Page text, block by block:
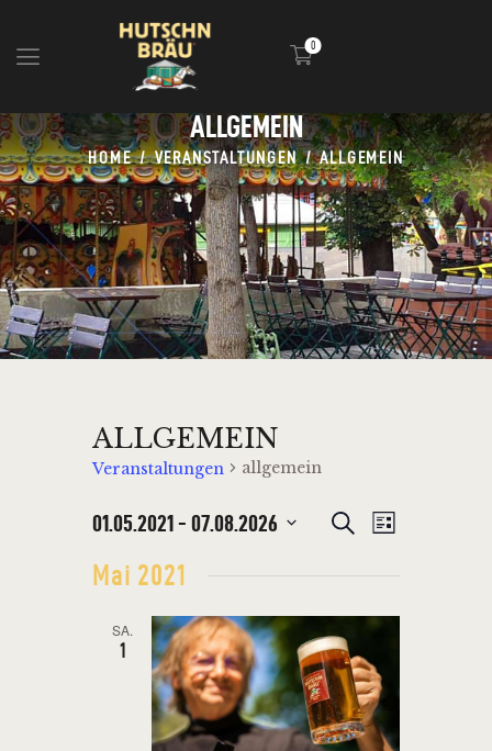
0
ALLGEMEIN
HOME VERANSTALTUNGEN ALLGEMEIN
HOME
BLOG
INFOS
EVENTS
SHOP
MEDIA
ALLGEMEIN
Veranstaltungen allgemein
V
A
N
S
T
S
V
R
A
T
A
L
s
e
01.05.2021 - 07.08.2026
aMai 2021
SA.
1